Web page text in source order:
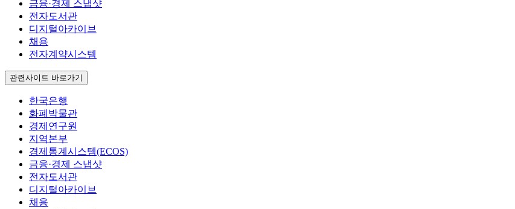
금융·경제 스냅샷
전자도서관
디지털아카이브
채용
전자계약시스템
관련사이트 바로가기
한국은행
화폐박물관
경제연구원
지역본부
경제통계시스템(ECOS)
금융·경제 스냅샷
전자도서관
디지털아카이브
채용